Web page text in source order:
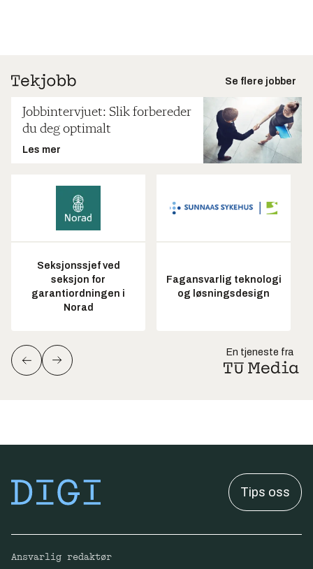
Se flere jobber
Jobbintervjuet: Slik forbereder
du deg optimalt
Les mer
Seksjonssjef ved
seksjon for
garantiordningen i
Norad
Fagansvarlig teknologi
og løsningsdesign
En tjeneste fra
Tips oss
Ansvarlig redaktør